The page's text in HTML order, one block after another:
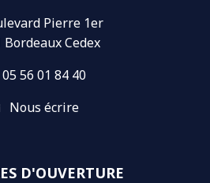
Pierre 1er
Bordeaux Cedex
05 56 01 84 40
Nous écrire
D'OUVERTURE